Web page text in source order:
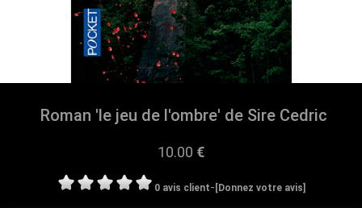
Roman 'le jeu de l'ombre' de Sire Cedric
10.00 €
0 avis client- [Donnez votre avis]